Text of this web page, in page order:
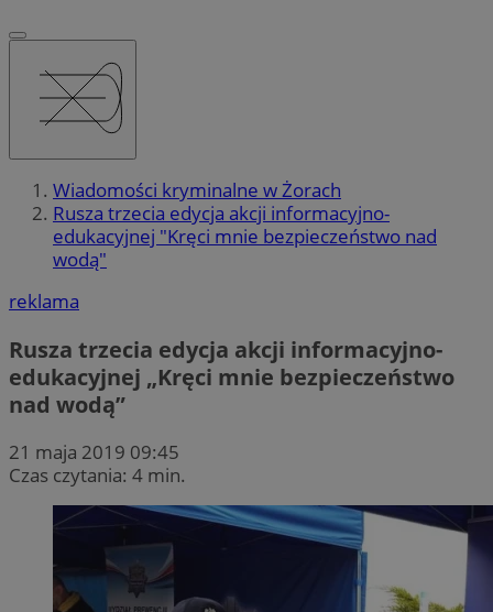
Wiadomości kryminalne w Żorach
Rusza trzecia edycja akcji informacyjno-
edukacyjnej "Kręci mnie bezpieczeństwo nad
wodą"
reklama
Rusza trzecia edycja akcji informacyjno-
edukacyjnej „Kręci mnie bezpieczeństwo
nad wodą”
21 maja 2019 09:45
Czas czytania: 4 min.